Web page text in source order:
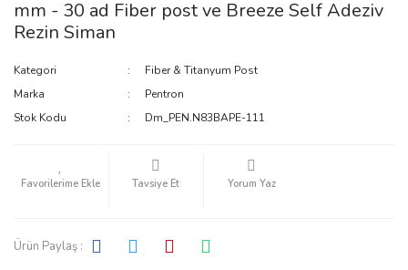
mm - 30 ad Fiber post ve Breeze Self Adeziv
Rezin Siman
Kategori
Fiber & Titanyum Post
Marka
Pentron
Stok Kodu
Dm_PEN.N83BAPE-111
Tavsiye Et Yorum Yaz
Ürün Paylaş :